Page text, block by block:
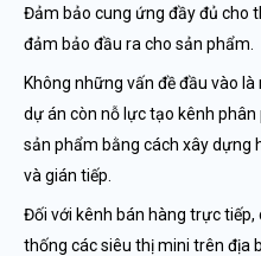
Đảm bảo cung ứng đầy đủ cho
đảm bảo đầu ra cho sản phẩm.
Không những vấn đề đầu vào
dự án còn nỗ lực tạo kênh
sản phẩm bằng cách xây dựng
và gián tiếp.
Đối với kênh bán hàng trực
thống các siêu thị mini trên địa